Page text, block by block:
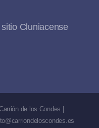
de los Condes |